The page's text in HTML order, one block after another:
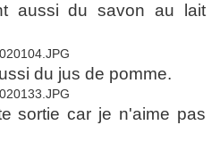
aussi du savon au lait
du jus de pomme.
sortie car je n'aime pas